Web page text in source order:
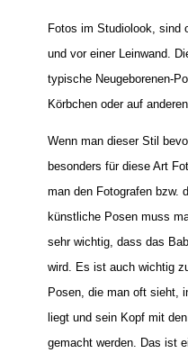
Fotos im Studiolook, sind
und vor einer Leinwand.
typische Neugeborenen-
Körbchen oder auf
Wenn man dieser Stil
besonders für diese Art
man den Fotografen bzw.
künstliche Posen muss
sehr wichtig, dass das
wird. Es ist auch wichtig
Posen, die man oft sieht,
liegt und sein Kopf mit
gemacht werden. Das ist